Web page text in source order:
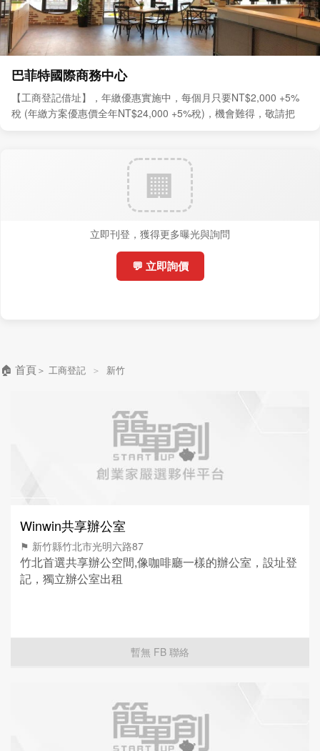
巴菲特國際商務中心
【工商登記借址】，年繳優惠實施中，每個月只要NT$2,000 +5%
稅 (年繳方案優惠價全年NT$24,000 +5%稅)，機會難得，敬請把
立即刊登，獲得更多曝光與詢問
💬 立即詢價
🏠 首頁＞ 工商登記 ＞ 新竹
Winwin共享辦公室
⚑ 新竹縣竹北市光明六路87
竹北首選共享辦公空間,像咖啡廳一樣的辦公室，設址登
記，獨立辦公室出租
暫無 FB 聯絡